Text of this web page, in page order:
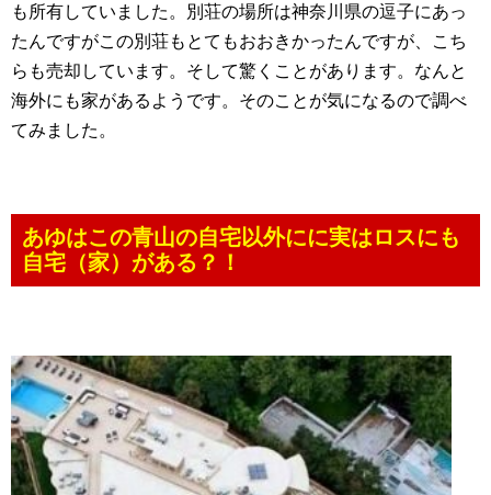
も所有していました。別荘の場所は神奈川県の逗子にあっ
たんですがこの別荘もとてもおおきかったんですが、こち
らも売却しています。そして驚くことがあります。なんと
海外にも家があるようです。そのことが気になるので調べ
てみました。
あゆはこの青山の自宅以外にに実はロスにも
自宅（家）がある？！